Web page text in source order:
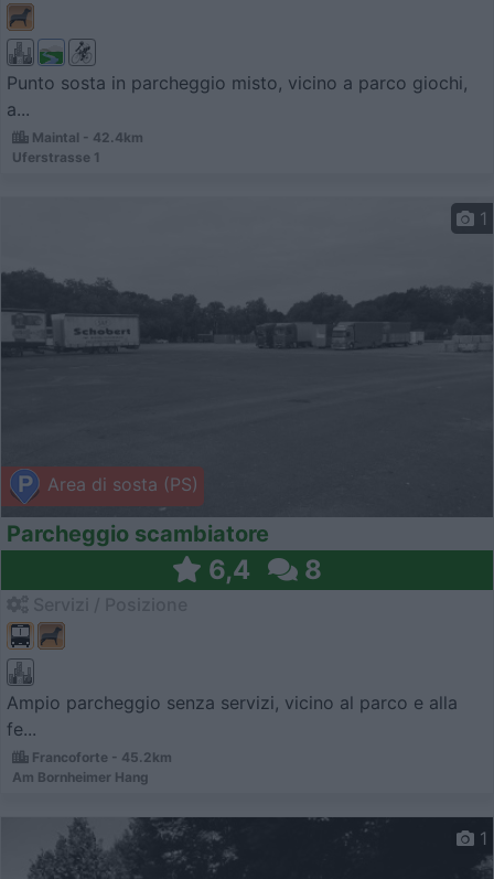
Punto sosta in parcheggio misto, vicino a parco giochi,
a...
Maintal - 42.4km
Uferstrasse 1
Area di sosta (PS)
1
Parcheggio scambiatore
6,4 8
Ampio parcheggio senza servizi, vicino al parco e alla
fe...
Francoforte - 45.2km
Am Bornheimer Hang
1